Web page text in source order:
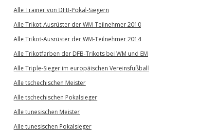
Alle Trainer von DFB-Pokal-Siegern
Alle Trikot-Ausrüster der WM-Teilnehmer 2010
Alle Trikot-Ausrüster der WM-Teilnehmer 2014
Alle Trikotfarben der DFB-Trikots bei WM und EM
Alle Triple-Sieger im europäischen Vereinsfußball
Alle tschechischen Meister
Alle tschechischen Pokalsieger
Alle tunesischen Meister
Alle tunesischen Pokalsieger